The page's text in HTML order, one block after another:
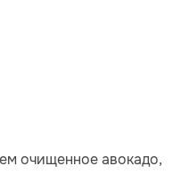
очищенное авокадо,